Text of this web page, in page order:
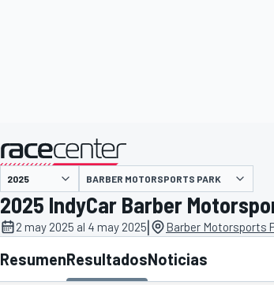
INDYCAR
presentado por
BARBER MOTORSPORTS PARK
2025 IndyCar Barber
2 may 2025 al 4 may 2025| Barber Motorsports
ResumenResultadosNoticias